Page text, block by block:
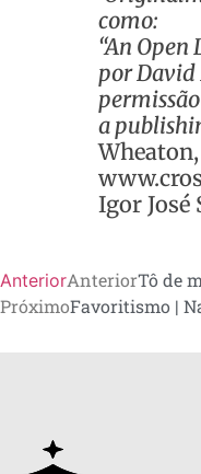
como:
“An Open
por David
a
Wheaton,
Igor José
AnteriorAnteriorTô de
PróximoFavoritismo |